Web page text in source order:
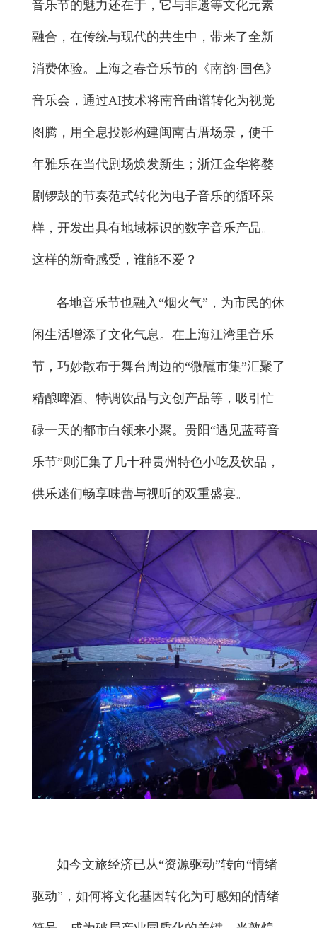
音乐节的魅力还在于，它与非遗等文化元素
融合，在传统与现代的共生中，带来了全新
消费体验。上海之春音乐节的《南韵·国色》
音乐会，通过AI技术将南音曲谱转化为视觉
图腾，用全息投影构建闽南古厝场景，使千
年雅乐在当代剧场焕发新生；浙江金华将婺
剧锣鼓的节奏范式转化为电子音乐的循环采
样，开发出具有地域标识的数字音乐产品。
这样的新奇感受，谁能不爱？
各地音乐节也融入“烟火气”，为市民的休
闲生活增添了文化气息。在上海江湾里音乐
节，巧妙散布于舞台周边的“微醺市集”汇聚了
精酿啤酒、特调饮品与文创产品等，吸引忙
碌一天的都市白领来小聚。贵阳“遇见蓝莓音
乐节”则汇集了几十种贵州特色小吃及饮品，
供乐迷们畅享味蕾与视听的双重盛宴。
如今文旅经济已从“资源驱动”转向“情绪
驱动”，如何将文化基因转化为可感知的情绪